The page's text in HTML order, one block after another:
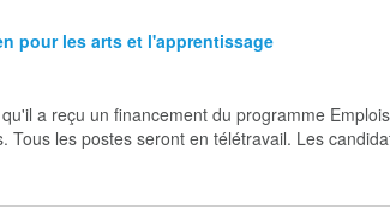
pour les arts et l'apprentissage
a reçu un financement du programme
les postes seront en télétravail. Les